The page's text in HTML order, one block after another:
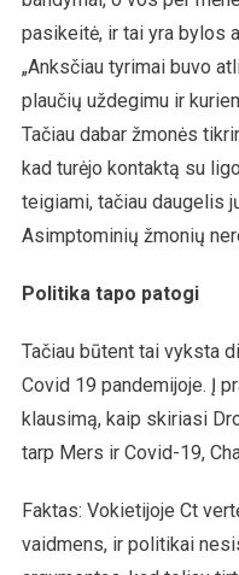
pasikeitė, ir tai yra bylos
„Anksčiau tyrimai buvo
plaučių uždegimu ir
Tačiau dabar žmonės
kad turėjo kontaktą su
teigiami, tačiau daugelis
Asimptominių žmonių
Politika tapo patogi
Tačiau būtent tai vyksta
Covid 19 pandemijoje. Į
klausimą, kaip skiriasi
tarp Mers ir Covid-19,
Faktas: Vokietijoje Ct
vaidmens, ir politikai